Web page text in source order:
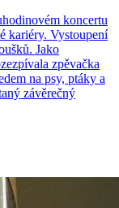
koncertu
kariéry. Vystoupení
Jako
zpěvačka
na psy, ptáky a
závěrečný